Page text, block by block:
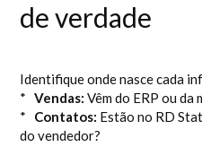
de verdade
Identifique onde nasce cada
*Vendas: Vêm do ERP ou da
* Contatos: Estão no RD
do vendedor?